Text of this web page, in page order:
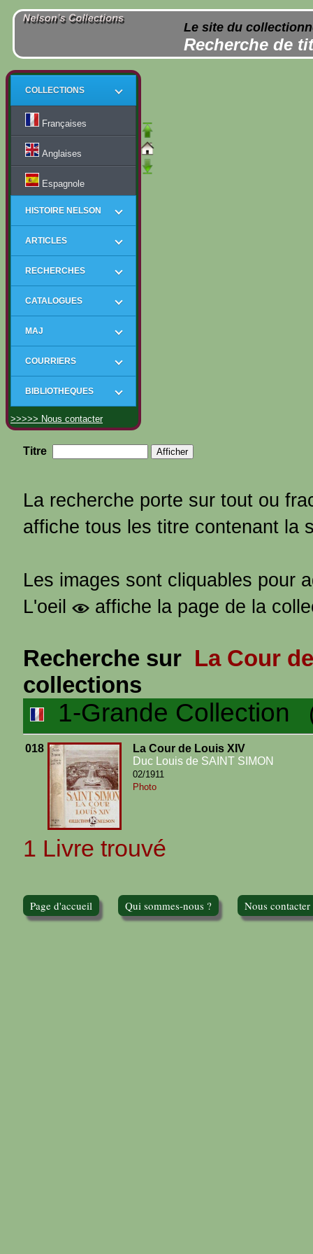
Le site du
Recherche de
COLLECTIONS
Françaises
Anglaises
Espagnole
HISTOIRE NELSON
ARTICLES
RECHERCHES
CATALOGUES
MAJ
COURRIERS
BIBLIOTHEQUES
>>>>> Nous contacter
Titre
La recherche porte sur tout ou
affiche tous les titre contenant la
Les images sont cliquables pour
L'oeil
affiche la page de la
Recherche sur La Cour
collections
1-Grande Collection
018
La Cour de Louis XIV
Duc Louis de SAINT SIMON
02/1911
Photo
1 Livre trouvé
Page d'accueil Qui sommes-nous ? Nous contacter